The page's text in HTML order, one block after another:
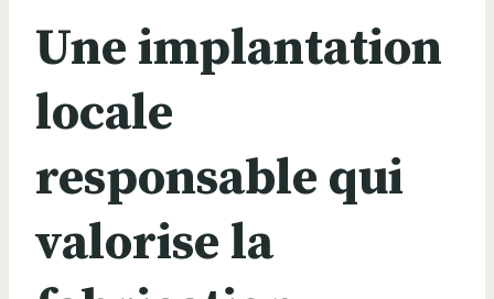
Une implantation
locale
responsable qui
valorise la